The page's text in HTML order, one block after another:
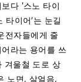
다 '스노 타이
타이어’는 눈길
전자들에게 줄
라는 용어를 쓰
겨울철 도로 상
노면, 살얼음,